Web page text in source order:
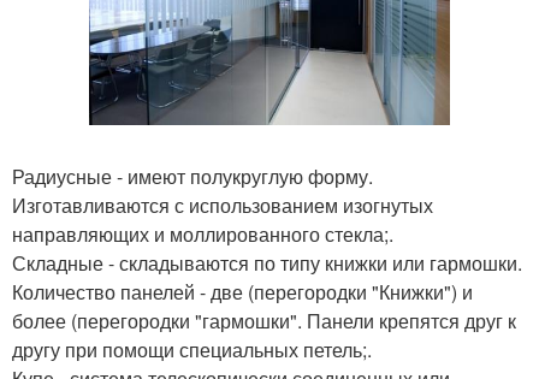
Радиусные - имеют полукруглую форму.
Изготавливаются с использованием изогнутых
направляющих и моллированного стекла;.
Складные - складываются по типу книжки или гармошки.
Количество панелей - две (перегородки "Книжки") и
более (перегородки "гармошки". Панели крепятся друг к
другу при помощи специальных петель;.